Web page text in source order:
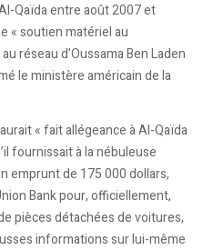
Qaïda entre août 2007 et
« soutien matériel au
réseau d’Oussama Ben Laden
le ministère américain de la
« fait allégeance à Al-Qaïda
fournissait à la nébuleuse
emprunt de 175 000 dollars,
Bank pour, officiellement,
pièces détachées de voitures,
informations sur lui-même